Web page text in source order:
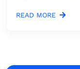
READ MORE